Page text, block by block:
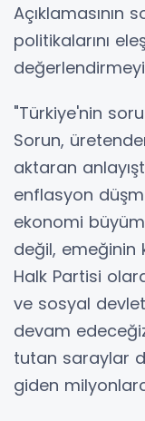
Açıklamasının
politikalarını
"Türkiye'nin
Sorun,
aktaran
enflasyon
ekonomi
değil, emeğinin
Halk Partisi
ve sosyal
devam
tutan saraylar
giden